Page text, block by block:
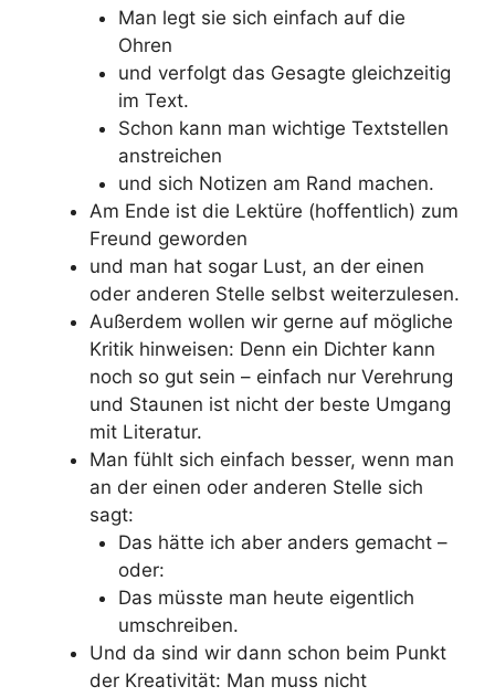
Man legt sie sich einfach auf die
Ohren
und verfolgt das Gesagte gleichzeitig
im Text.
Schon kann man wichtige Textstellen
anstreichen
und sich Notizen am Rand machen.
Am Ende ist die Lektüre (hoffentlich) zum
Freund geworden
und man hat sogar Lust, an der einen
oder anderen Stelle selbst weiterzulesen.
Außerdem wollen wir gerne auf mögliche
Kritik hinweisen: Denn ein Dichter kann
noch so gut sein – einfach nur Verehrung
und Staunen ist nicht der beste Umgang
mit Literatur.
Man fühlt sich einfach besser, wenn man
an der einen oder anderen Stelle sich
sagt:
Das hätte ich aber anders gemacht –
oder:
Das müsste man heute eigentlich
umschreiben.
Und da sind wir dann schon beim Punkt
der Kreativität: Man muss nicht